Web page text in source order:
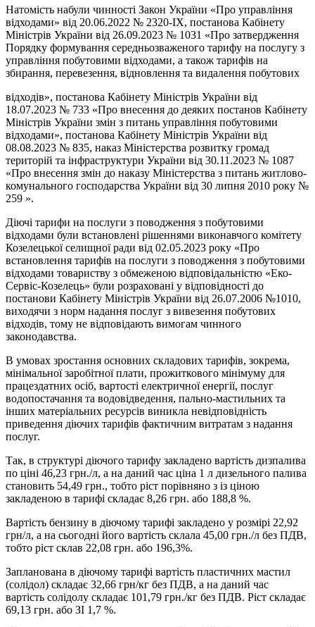
Натомість набули чинності Закон України «Про управління
відходами» від 20.06.2022 № 2320-ІХ, постанова Кабінету
Міністрів України від 26.09.2023 № 1031 «Про затвердження
Порядку формування середньозваженого тарифу на послугу з
управління побутовими відходами, а також тарифів на
збирання, перевезення, відновлення та видалення побутових
відходів», постанова Кабінету Міністрів України від
18.07.2023 № 733 «Про внесення до деяких постанов Кабінету
Міністрів України змін з питань управління побутовими
відходами», постанова Кабінету Міністрів України від
08.08.2023 № 835, наказ Міністерства розвитку громад
територій та інфраструктури України від 30.11.2023 № 1087
«Про внесення змін до наказу Міністерства з питань житлово-
комунального господарства України від 30 липня 2010 року №
259 ».
Діючі тарифи на послуги з поводження з побутовими
відходами були встановлені рішеннями виконавчого комітету
Козелецької селищної ради від 02.05.2023 року «Про
встановлення тарифів на послуги з поводження з побутовими
відходами товариству з обмеженою відповідальністю «Еко-
Сервіс-Козелець» були розраховані у відповідності до
постанови Кабінету Міністрів України від 26.07.2006 №1010,
виходячи з норм надання послуг з вивезення побутових
відходів, тому не відповідають вимогам чинного
законодавства.
В умовах зростання основних складових тарифів, зокрема,
мінімальної заробітної плати, прожиткового мінімуму для
працездатних осіб, вартості електричної енергії, послуг
водопостачання та водовідведення, пально-мастильних та
інших матеріальних ресурсів виникла невідповідність
приведення діючих тарифів фактичним витратам з надання
послуг.
Так, в структурі діючого тарифу закладено вартість дизпалива
по ціні 46,23 грн./л, а на даний час ціна 1 л дизельного палива
становить 54,49 грн., тобто ріст порівняно з із ціною
закладеною в тарифі складає 8,26 грн. або 188,8 %.
Вартість бензину в діючому тарифі закладено у розмірі 22,92
грн/л, а на сьогодні його вартість склала 45,00 грн./л без ПДВ,
тобто ріст склав 22,08 грн. або 196,3%.
Запланована в діючому тарифі вартість пластичних мастил
(солідол) складає 32,66 грн/кг без ПДВ, а на даний час
вартість солідолу складає 101,79 грн./кг без ПДВ. Ріст складає
69,13 грн. або ЗІ 1,7 %.